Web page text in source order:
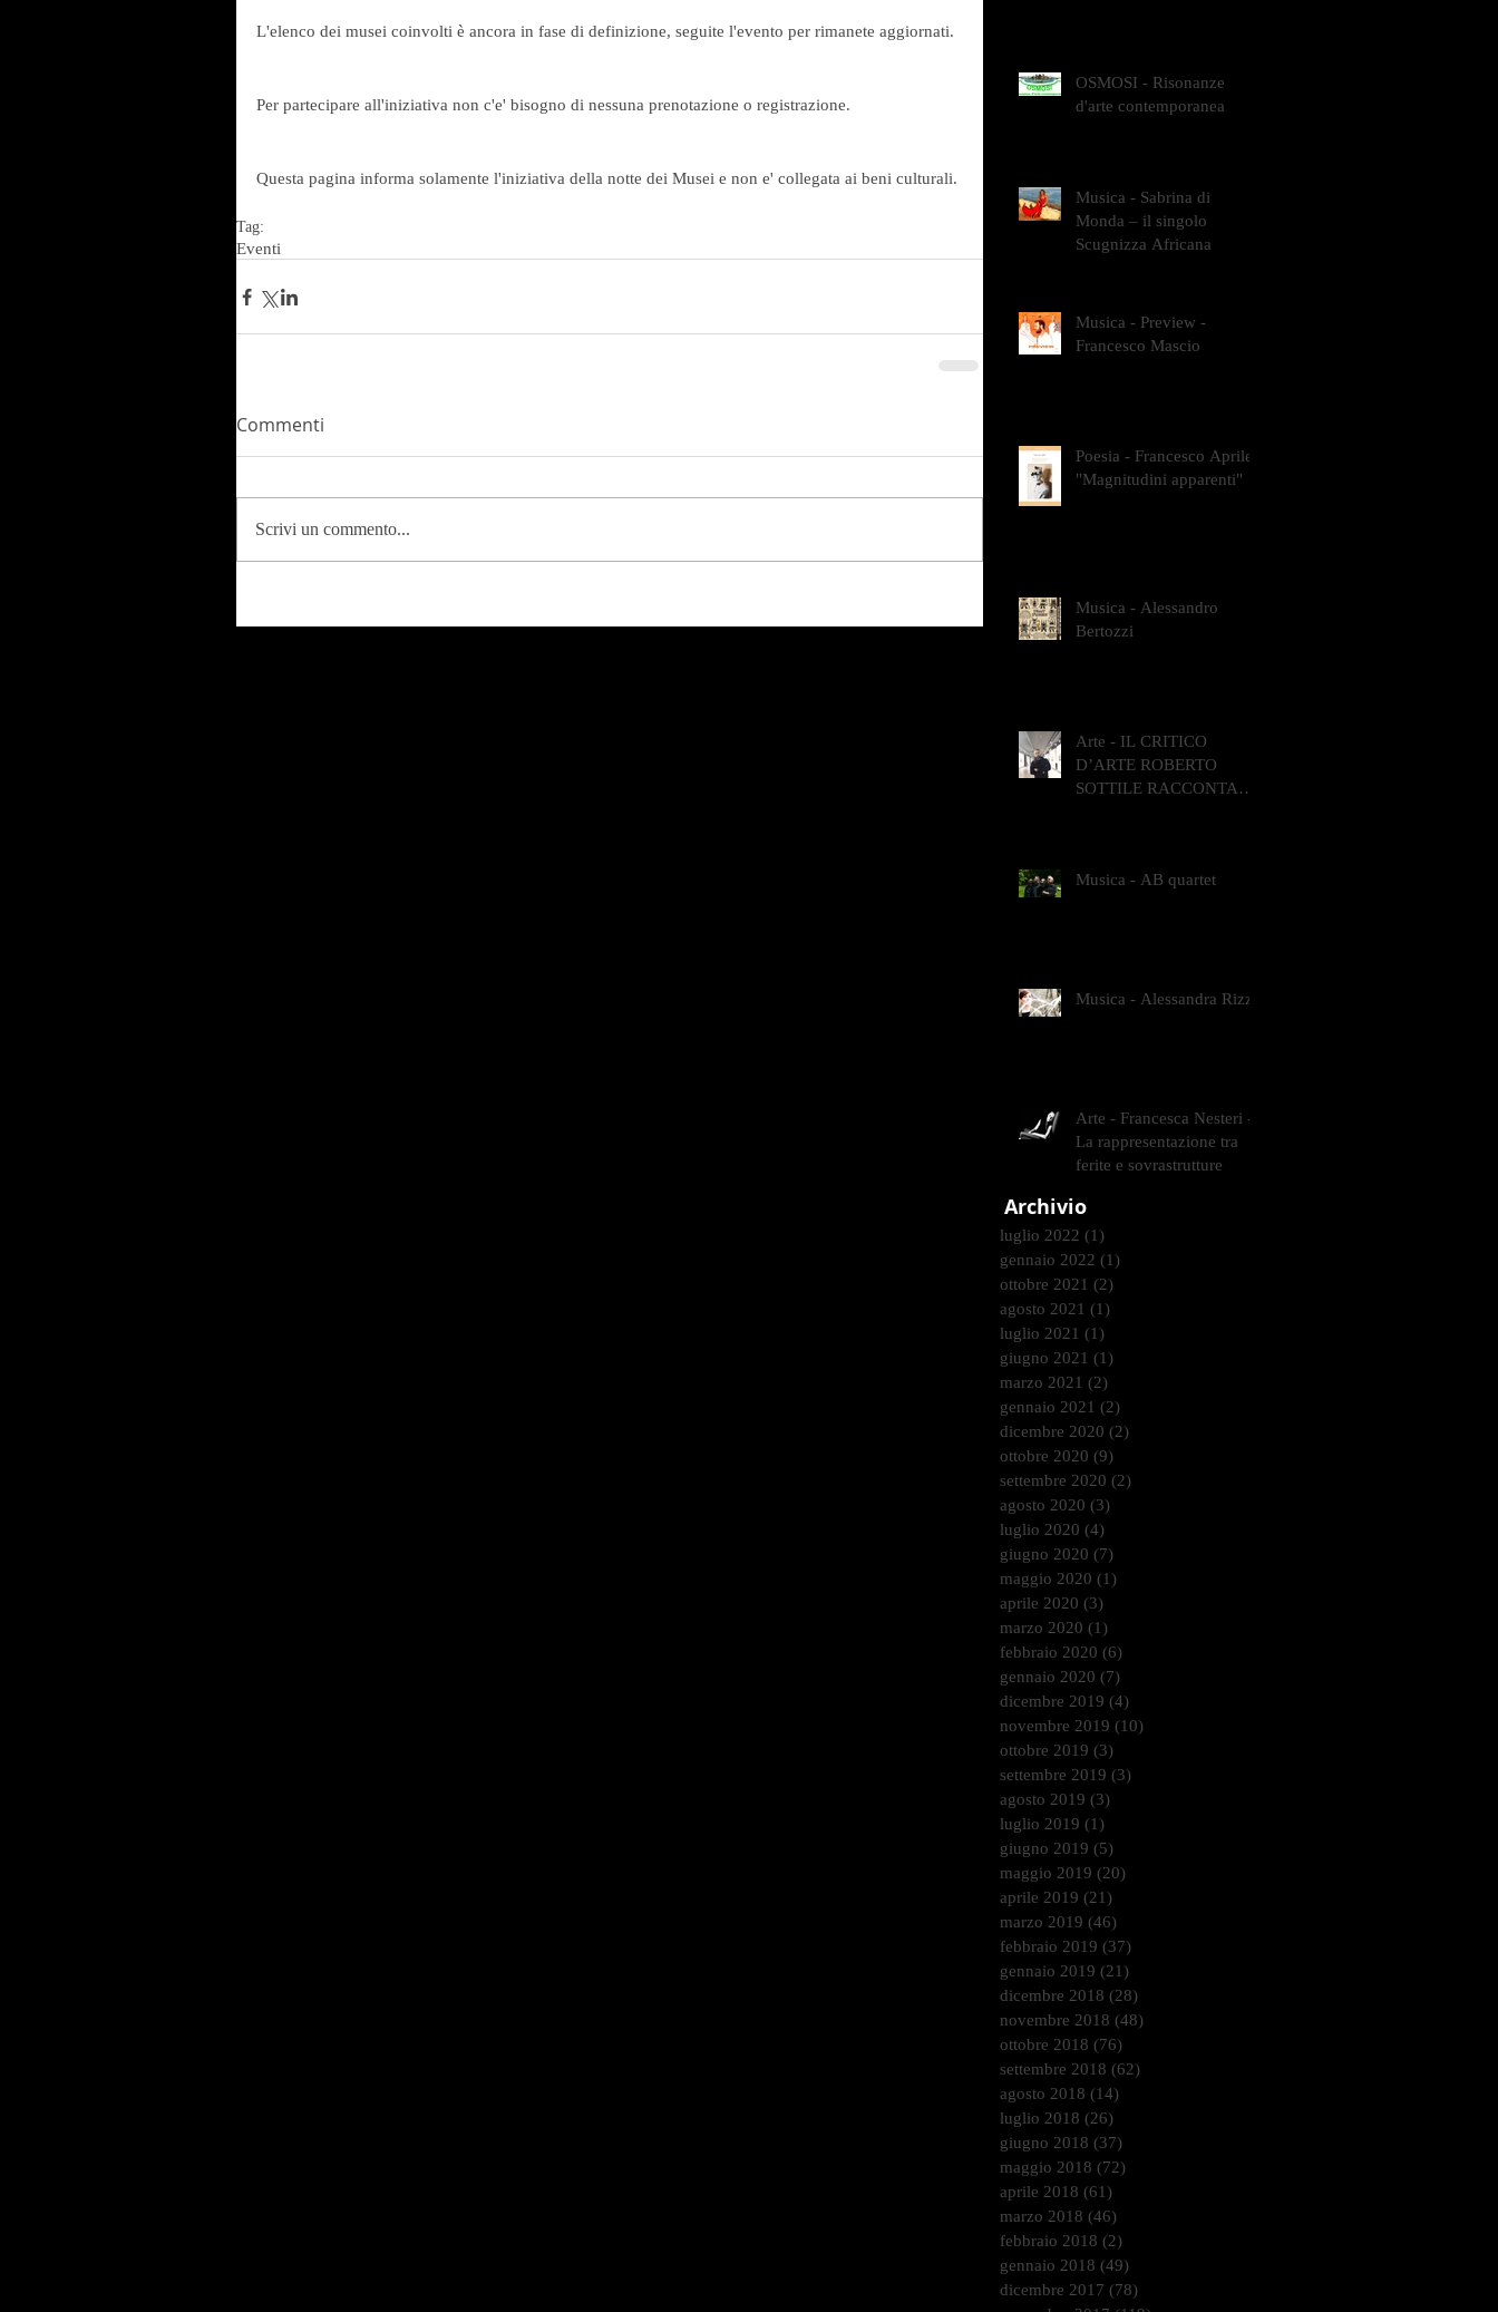
L'elenco dei musei coinvolti è ancora in fase di definizione, seguite l'evento per rimanete aggiornati.
Per partecipare all'iniziativa non c'e' bisogno di nessuna prenotazione o registrazione.
Questa pagina informa solamente l'iniziativa della notte dei Musei e non e' collegata ai beni culturali.
Tag:
Eventi
Commenti
Scrivi un commento...
OSMOSI - Risonanze
d'arte contemporanea
Musica - Sabrina di
Monda – il singolo
Scugnizza Africana
Musica - Preview -
Francesco Mascio
Poesia - Francesco Aprile -
"Magnitudini apparenti"
Musica - Alessandro
Bertozzi
Arte - IL CRITICO
D’ARTE ROBERTO
SOTTILE RACCONTA
Musica - AB quartet
Musica - Alessandra Rizzo
Arte - Francesca Nesteri -
La rappresentazione tra
ferite e sovrastrutture
Archivio
luglio 2022 (1)
gennaio 2022 (1)
ottobre 2021 (2)
agosto 2021 (1)
luglio 2021 (1)
giugno 2021 (1)
marzo 2021 (2)
gennaio 2021 (2)
dicembre 2020 (2)
ottobre 2020 (9)
settembre 2020 (2)
agosto 2020 (3)
luglio 2020 (4)
giugno 2020 (7)
maggio 2020 (1)
aprile 2020 (3)
marzo 2020 (1)
febbraio 2020 (6)
gennaio 2020 (7)
dicembre 2019 (4)
novembre 2019 (10)
ottobre 2019 (3)
settembre 2019 (3)
agosto 2019 (3)
luglio 2019 (1)
giugno 2019 (5)
maggio 2019 (20)
aprile 2019 (21)
marzo 2019 (46)
febbraio 2019 (37)
gennaio 2019 (21)
dicembre 2018 (28)
novembre 2018 (48)
ottobre 2018 (76)
settembre 2018 (62)
agosto 2018 (14)
luglio 2018 (26)
giugno 2018 (37)
maggio 2018 (72)
aprile 2018 (61)
marzo 2018 (46)
febbraio 2018 (2)
gennaio 2018 (49)
dicembre 2017 (78)